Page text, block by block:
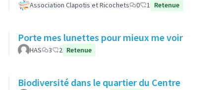
Association Clapotis et Ricochets 0 1 Retenue
Porte mes lunettes pour mieux me voir
HAS 3 2 Retenue
Biodiversité dans le quartier du Centre